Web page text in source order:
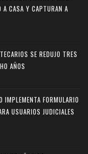
A CASA Y CAPTURAN A
SE REDUJO TRES
AÑOS
IMPLEMENTA FORMULARIO
USUARIOS JUDICIALES